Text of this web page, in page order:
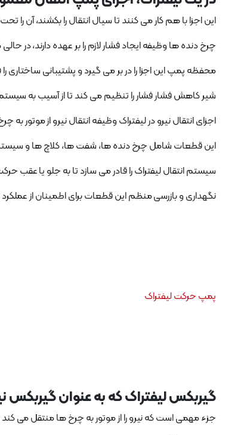
این اجزا با هم کار می کنند تا سیال انتقال را بکشند، آن را
چرخ دنده ها وظیفه ایجاد فشار لازم را بر عهده دارند، در
محفظه پمپ این اجزا را در بر می گیرد و پشتیبانی ساختاری
شیر کاهش فشار فشار را تنظیم می کند تا از آسیب به سیستم
اجزای انتقال نیرو در لیفتراک وظیفه انتقال نیرو از موتور
این قطعات شامل چرخ دنده ها، شفت ها، کلاچ ها و سیستم
سیستم انتقال لیفتراک را قادر می سازد تا به جلو یا عقب
نگهداری و بازرسی منظم این قطعات برای اطمینان از
پمپ حرکت لیفتراک
گیربکس لیفتراک که به عنوان گیربکس
جزء مهمی است که نیرو را از موتور به چرخ ها منتقل می